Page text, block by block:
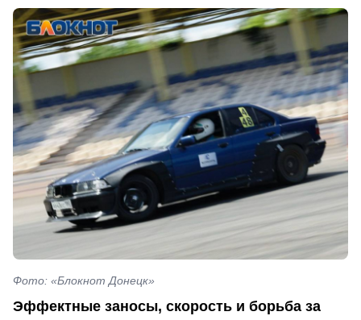
Фото: «Блокнот Донецк»
Эффектные заносы, скорость и борьба за